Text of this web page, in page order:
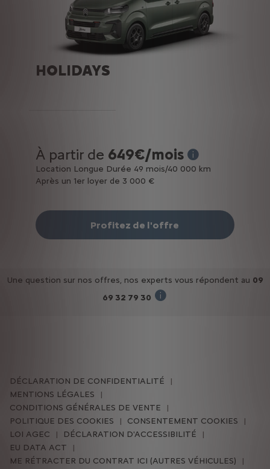
HOLIDAYS
À partir de 649€/mois
* Exemple pour
Location Longue Durée 49 mois/40 000 km
Après un 1er loyer de 3 000 €
Profitez de l'offre
Une question sur nos offres, nos experts vous répondent au 09
69 32 79 30
DÉCLARATION DE CONFIDENTIALITÉ
MENTIONS LÉGALES
CONDITIONS GÉNÉRALES DE VENTE
POLITIQUE DES COOKIES
CONSENTEMENT COOKIES
LOI AGEC
DÉCLARATION D'ACCESSIBILITÉ
EU DATA ACT
ME RÉTRACTER DU CONTRAT ICI (AUTRES VÉHICULES)